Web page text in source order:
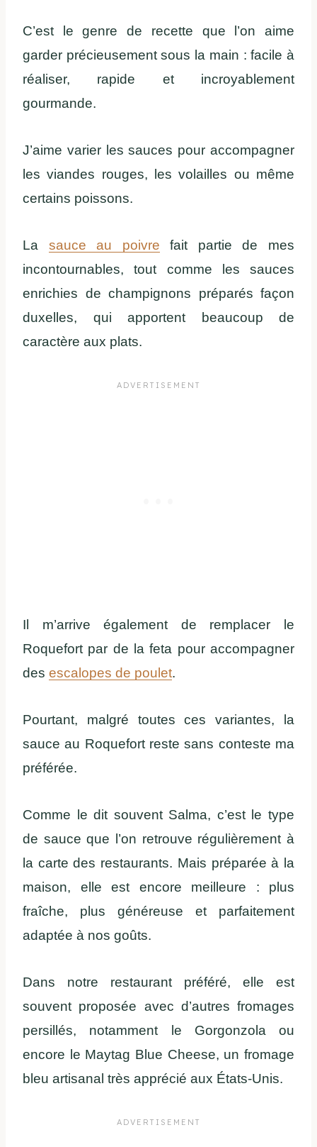
C’est le genre de recette que l’on aime
garder précieusement sous la main : facile à
réaliser, rapide et incroyablement
gourmande.
J’aime varier les sauces pour accompagner
les viandes rouges, les volailles ou même
certains poissons.
La sauce au poivre fait partie de mes
incontournables, tout comme les sauces
enrichies de champignons préparés façon
duxelles, qui apportent beaucoup de
caractère aux plats.
Il m’arrive également de remplacer le
Roquefort par de la feta pour accompagner
des escalopes de poulet.
Pourtant, malgré toutes ces variantes, la
sauce au Roquefort reste sans conteste ma
préférée.
Comme le dit souvent Salma, c’est le type
de sauce que l’on retrouve régulièrement à
la carte des restaurants. Mais préparée à la
maison, elle est encore meilleure : plus
fraîche, plus généreuse et parfaitement
adaptée à nos goûts.
Dans notre restaurant préféré, elle est
souvent proposée avec d’autres fromages
persillés, notamment le Gorgonzola ou
encore le Maytag Blue Cheese, un fromage
bleu artisanal très apprécié aux États-Unis.